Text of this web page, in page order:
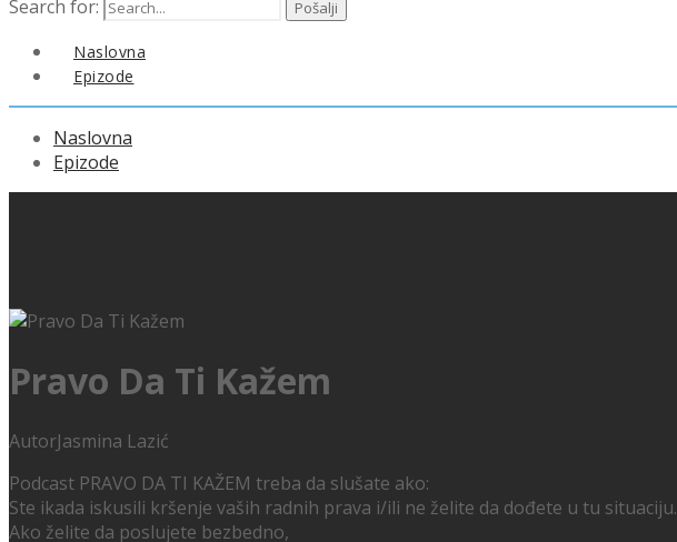
Search for:
Naslovna
Epizode
Naslovna
Epizode
Pravo Da Ti Kažem
AutorJasmina Lazić
Podcast PRAVO DA TI KAŽEM treba da slušate ako:
Ste ikada iskusili kršenje vaših radnih prava i/ili ne želite da dođete u tu situaciju.
Ako želite da poslujete bezbedno,